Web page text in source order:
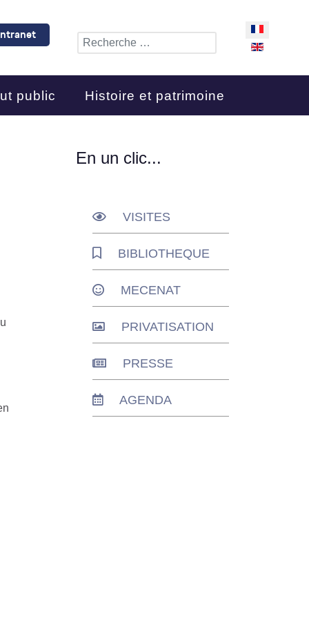
Rechercher
Sélectionnez
public Histoire et patrimoine
En un clic...
VISITES
BIBLIOTHEQUE
MECENAT
PRIVATISATION
PRESSE
AGENDA